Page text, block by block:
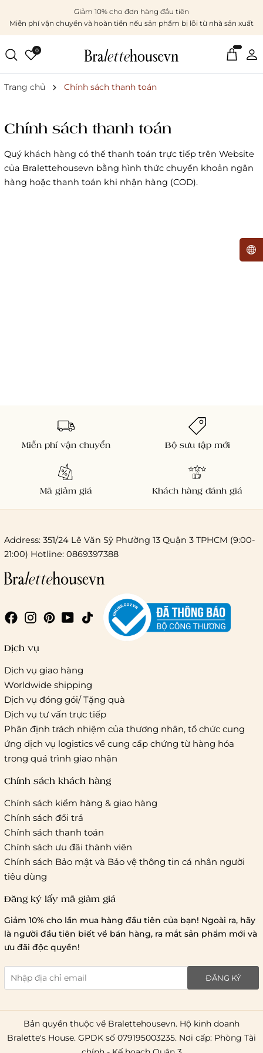
Giảm 10% cho đơn hàng đầu tiên
Miễn phí vận chuyển và hoàn tiền nếu sản phẩm bị lỗi từ nhà sản xuất
0
Trang chủ Chính sách thanh toán
Chính sách thanh toán
Quý khách hàng có thể thanh toán trực tiếp trên Website
của Bralettehousevn bằng hình thức chuyển khoản ngân
hàng hoặc thanh toán khi nhận hàng (COD).
Miễn phí vận chuyển Bộ sưu tập mới
Mã giảm giá Khách hàng đánh giá
Address: 351/24 Lê Văn Sỹ Phường 13 Quận 3 TPHCM (9:00-
21:00) Hotline: 0869397388
Dịch vụ
Dịch vụ giao hàng
Worldwide shipping
Dịch vụ đóng gói/ Tặng quà
Dịch vụ tư vấn trực tiếp
Phân định trách nhiệm của thương nhân, tổ chức cung
ứng dịch vụ logistics về cung cấp chứng từ hàng hóa
trong quá trình giao nhận
Chính sách khách hàng
Chính sách kiểm hàng & giao hàng
Chính sách đổi trả
Chính sách thanh toán
Chính sách ưu đãi thành viên
Chính sách Bảo mật và Bảo vệ thông tin cá nhân người
tiêu dùng
Đăng ký lấy mã giảm giá
Giảm 10% cho lần mua hàng đầu tiên của bạn! Ngoài ra, hãy
là người đầu tiên biết về bán hàng, ra mắt sản phẩm mới và
ưu đãi độc quyền!
ĐĂNG KÝ
Bản quyền thuộc về Bralettehousevn. Hộ kinh doanh
Bralette's House. GPDK số 079195003235. Nơi cấp: Phòng Tài